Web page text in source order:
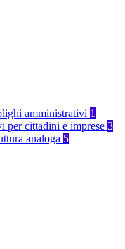
amministrativi 1
per cittadini e imprese 3
analoga 5